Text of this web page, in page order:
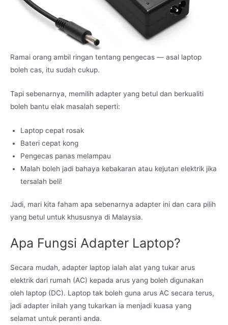
Ramai orang ambil ringan tentang pengecas — asal laptop
boleh cas, itu sudah cukup.
Tapi sebenarnya, memilih adapter yang betul dan berkualiti
boleh bantu elak masalah seperti:
Laptop cepat rosak
Bateri cepat kong
Pengecas panas melampau
Malah boleh jadi bahaya kebakaran atau kejutan elektrik jika
tersalah beli!
Jadi, mari kita faham apa sebenarnya adapter ini dan cara pilih
yang betul untuk khususnya di Malaysia.
Apa Fungsi Adapter Laptop?
Secara mudah, adapter laptop ialah alat yang tukar arus
elektrik dari rumah (AC) kepada arus yang boleh digunakan
oleh laptop (DC). Laptop tak boleh guna arus AC secara terus,
jadi adapter inilah yang tukarkan ia menjadi kuasa yang
selamat untuk peranti anda.